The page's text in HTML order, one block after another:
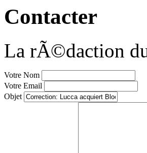
Contacter
La rÃ©daction
Votre Nom
Votre Email
Objet